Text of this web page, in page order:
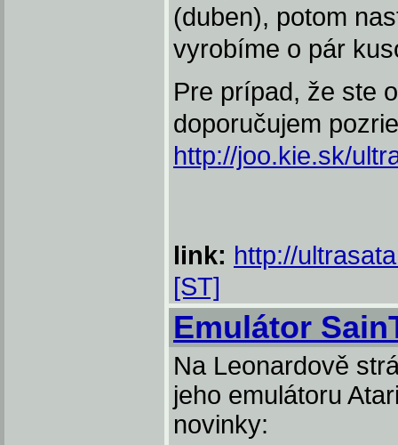
(duben), potom
vyrobíme o pár
Pre prípad, že ste
doporučujem
http://joo.kie.sk/
link: http://
[ST]
Emulátor
Na Leonardově
jeho emulátoru
novinky: